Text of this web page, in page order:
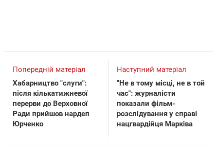
Попередній матеріал
Хабарництво "слуги":
після кількатижневої
перерви до Верховної
Ради прийшов нардеп
Юрченко
Наступний матеріал
"Не в тому місці, не в той
час": журналісти
показали фільм-
розслідування у справі
нацгвардійця Марківа